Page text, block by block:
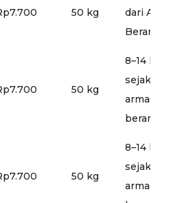
50 kg
dari
50 kg
8–14 hari
sejak
armada
50 kg
8–14 hari
sejak
armada